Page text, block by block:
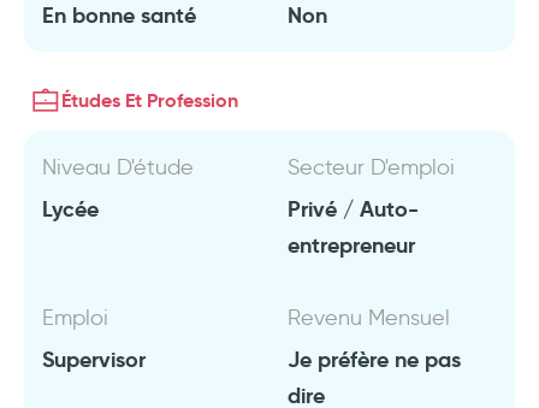
En bonne santé Non
Études Et Profession
Niveau D'étude
Lycée
Secteur D'emploi
Privé / Auto-
entrepreneur
Emploi
Supervisor
Revenu Mensuel
Je préfère ne pas
dire